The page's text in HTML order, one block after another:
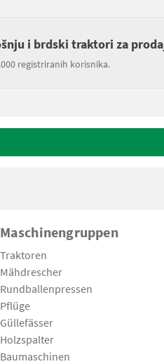
i brdski traktori za
registriranih korisnika.
Maschinengruppen
Traktoren
Mähdrescher
Rundballenpressen
Pflüge
Güllefässer
Holzspalter
Baumaschinen